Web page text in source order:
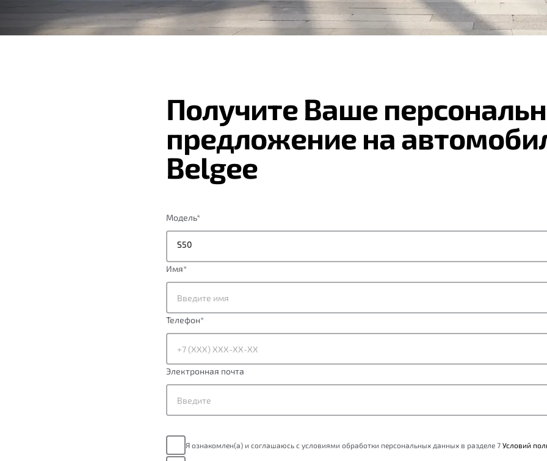
Получите Ваше
предложение на
Belgee
Модель*
S50
Имя*
Телефон*
Электронная почта
Я ознакомлен(а) и соглашаюсь с условиями обработки персональных данных в разделе 7 Условий